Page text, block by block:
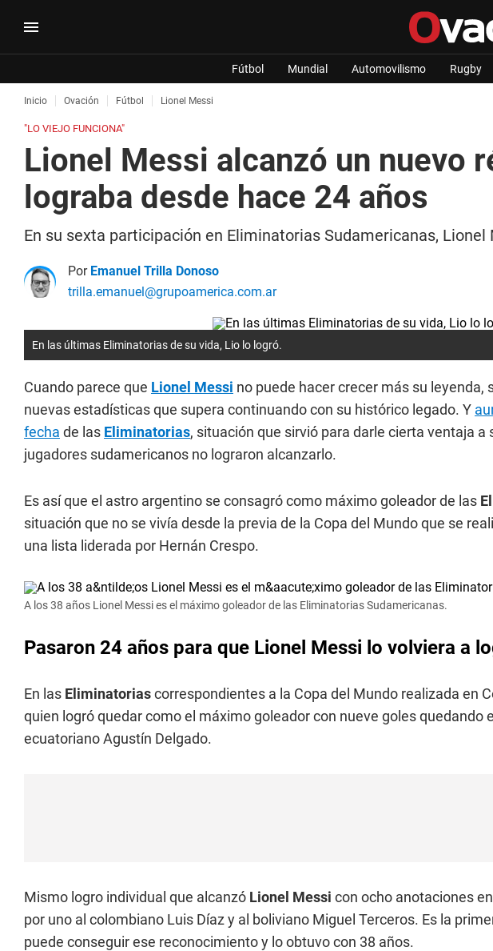
Fútbol Mundial Automovilismo Rugby
Inicio Ovación Fútbol Lionel Messi
"LO VIEJO FUNCIONA"
Lionel Messi alcanzó un nuevo
lograba desde hace 24 años
En su sexta participación en Eliminatorias Sudamericanas,
Por Emanuel Trilla Donoso
trilla.emanuel@grupoamerica.com.ar
En las últimas Eliminatorias de su vida, Lio lo logró.
Cuando parece que Lionel Messi no puede hacer crecer más su leyenda,
nuevas estadísticas que supera continuando con su histórico legado. Y
fecha de las Eliminatorias, situación que sirvió para darle cierta ventaja a
jugadores sudamericanos no lograron alcanzarlo.
Es así que el astro argentino se consagró como máximo goleador de las
situación que no se vivía desde la previa de la Copa del Mundo que se
una lista liderada por Hernán Crespo.
A los 38 años Lionel Messi es el máximo goleador de las Eliminatorias Sudamericanas.
Pasaron 24 años para que Lionel Messi lo volviera a
En las Eliminatoriascorrespondientes a la Copa del Mundo realizada en
quien logró quedar como el máximo goleador con nueve goles quedando
ecuatoriano Agustín Delgado.
Mismo logro individual que alcanzó Lionel Messi con ocho anotaciones
por uno al colombiano Luis Díaz y al boliviano Miguel Terceros. Es la
puede conseguir ese reconocimiento y lo obtuvo con 38 años.